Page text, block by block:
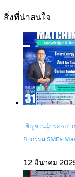
สิ่งที่น่าสนใจ
เชิญชวนผู้ประกอบก
กิจกรรม SMEs
12 มีนาคม